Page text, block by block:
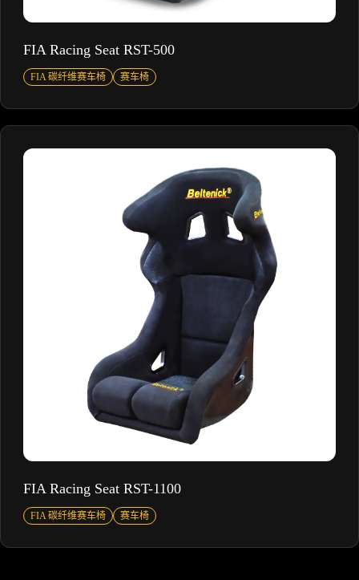
FIA Racing Seat RST-500
FIA 碳纤维赛车椅 赛车椅
FIA Racing Seat RST-1100
FIA 碳纤维赛车椅 赛车椅